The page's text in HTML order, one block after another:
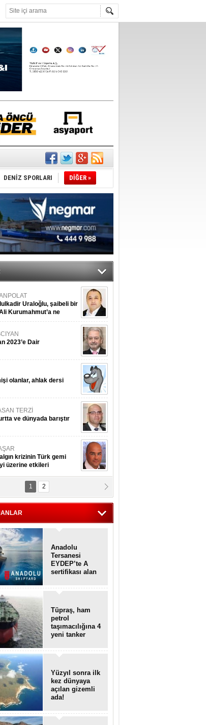
DENİZ SPORLARI DİĞER »
Uraloğlu, şaibeli bir
Kurumahmut’a ne
2023’e Dair
olanlar, ahlak dersi
TERZİ
ve dünyada barıştır
krizinin Türk gemi
üzerine etkileri
AZMİ GÖKSOY
1 2
Anadolu
Tersanesi
EYDEP’te A
sertifikası alan
Tüpraş, ham
petrol
taşımacılığına 4
yeni tanker
Yüzyıl sonra ilk
kez dünyaya
açılan gizemli
ada!